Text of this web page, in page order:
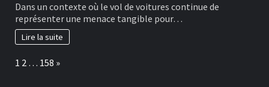
Dans un contexte où le vol de voitures continue de
représenter une menace tangible pour…
Lire la suite
Page:
1 2 … 158 Next
»